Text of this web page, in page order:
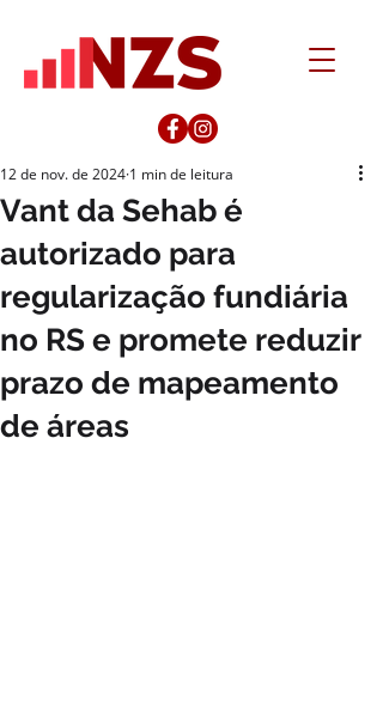
Vant da Sehab é
autorizado para
regularização fundiária
no RS e promete reduzir
prazo de mapeamento
de áreas
12 de nov. de 2024 1 min de leitura